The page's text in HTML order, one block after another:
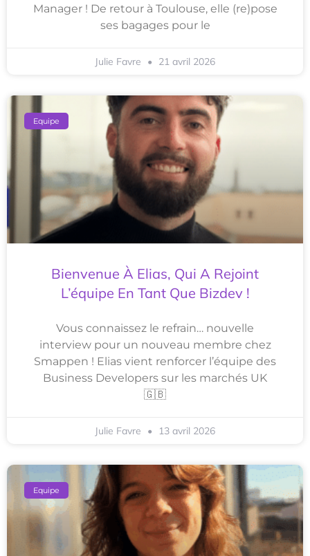
Manager ! De retour à Toulouse, elle (re)pose
ses bagages pour le
Julie Favre 21 avril 2026
Equipe
Bienvenue À Elias, Qui A Rejoint
L’équipe En Tant Que Bizdev !
Vous connaissez le refrain… nouvelle
interview pour un nouveau membre chez
Smappen ! Elias vient renforcer l’équipe des
Business Developers sur les marchés UK
🇬🇧
Julie Favre 13 avril 2026
Equipe